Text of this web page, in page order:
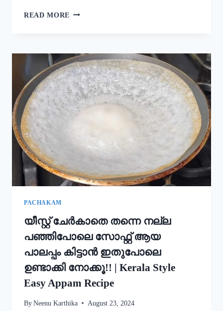
READ MORE ഈ
ചേർത്താൽ
അവിയൽ
കിടിലൻ
രുചിയാകും;
ഓണം
സദ്യ
അവിയൽ
ഉണ്ടാക്കൂ!
SADHYA
SPECIAL
PACHAKAM
യീസ്റ്റ് ചേർകാതെ തന്നെ നല്ല
പഞ്ഞിപോലെ സോഫ്റ്റ് ആയ
പാലപ്പം കിട്ടാൻ ഇതുപോലെ
ഉണ്ടാക്കി നോക്കൂ!! | Kerala Style
Easy Appam Recipe
By Neenu Karthika August 23, 2024